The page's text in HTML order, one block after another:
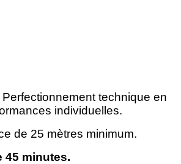
technique en
individuelles.
de 25 mètres minimum.
45 minutes.